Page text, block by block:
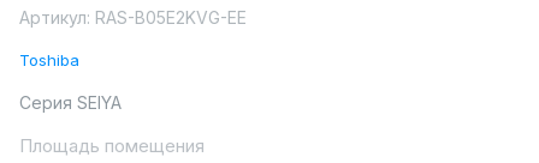
Артикул: RAS-B05E2KVG-EE
Toshiba
Серия SEIYA
Площадь помещения